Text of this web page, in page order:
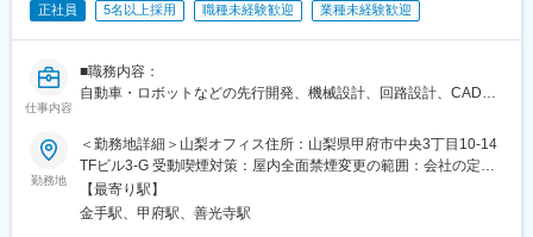
べての人がいつでも働ける環境を提供しています。
変更の範囲：会社の定める業務
す。
実務未経験の方や微経験の方は比較的ハードルの低いものから、
す。
■教育体制：
・年2回の定期面談
・2カ月に1回の定例会
正社員 5名以上採用 職種未経験歓迎 業種未経験歓迎
仕事内容
■職務内容：
自動車・ロボットなどの先行開発、機械設計、回路設計、CAD補
■具体的な仕事内容：
あらゆるモノづくりのプロジェクトを遂行します。
※スキルやご本人様の希望をお伺いしながら、業務を決定いたしま
す。
勤務地
＜勤務地詳細＞山梨オフィス住所：山梨県甲府市中央3丁目10-14
TFビル3-G 受動喫煙対策：屋内全面禁煙変更の範囲：会社の定め
る事業所
【最寄り駅】
金手駅、甲府駅、善光寺駅